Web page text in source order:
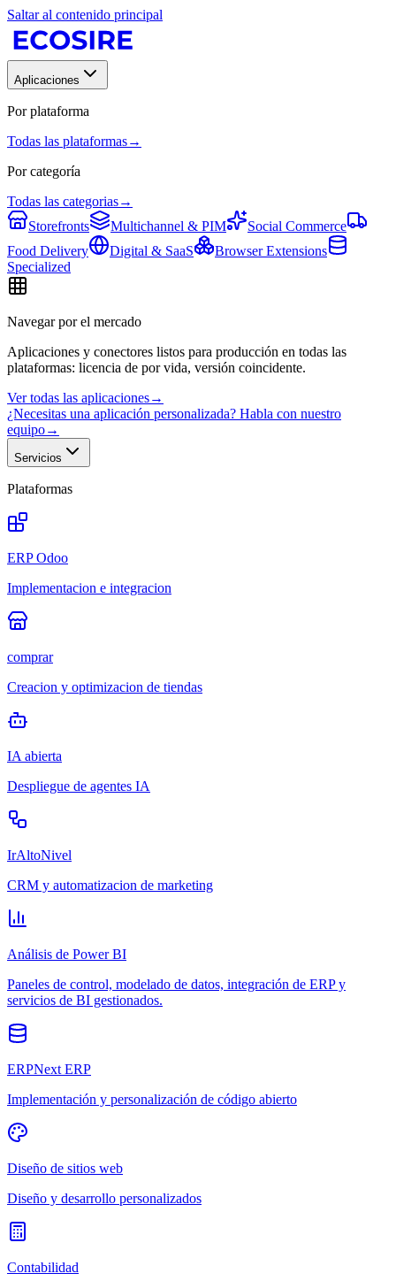
Saltar al contenido principal
Aplicaciones
Por plataforma
Todas las plataformas→
Por categoría
Todas las categorias→
Storefronts
Multichannel & PIM
Social Commerce
Food Delivery
Digital & SaaS
Browser Extensions
Specialized
Navegar por el mercado
Aplicaciones y conectores listos para producción en todas las
plataformas: licencia de por vida, versión coincidente.
Ver todas las aplicaciones→
¿Necesitas una aplicación personalizada? Habla con nuestro
equipo→
Servicios
Plataformas
ERP Odoo
Implementacion e integracion
comprar
Creacion y optimizacion de tiendas
IA abierta
Despliegue de agentes IA
IrAltoNivel
CRM y automatizacion de marketing
Análisis de Power BI
Paneles de control, modelado de datos, integración de ERP y
servicios de BI gestionados.
ERPNext ERP
Implementación y personalización de código abierto
Diseño de sitios web
Diseño y desarrollo personalizados
Contabilidad